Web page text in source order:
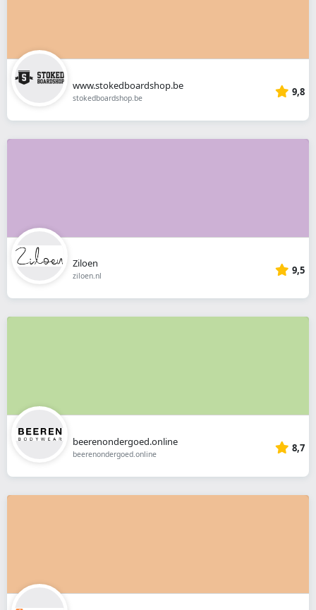
www.stokedboardshop.be
stokedboardshop.be 9,8
Ziloen
ziloen.nl 9,5
beerenondergoed.online
beerenondergoed.online 8,7